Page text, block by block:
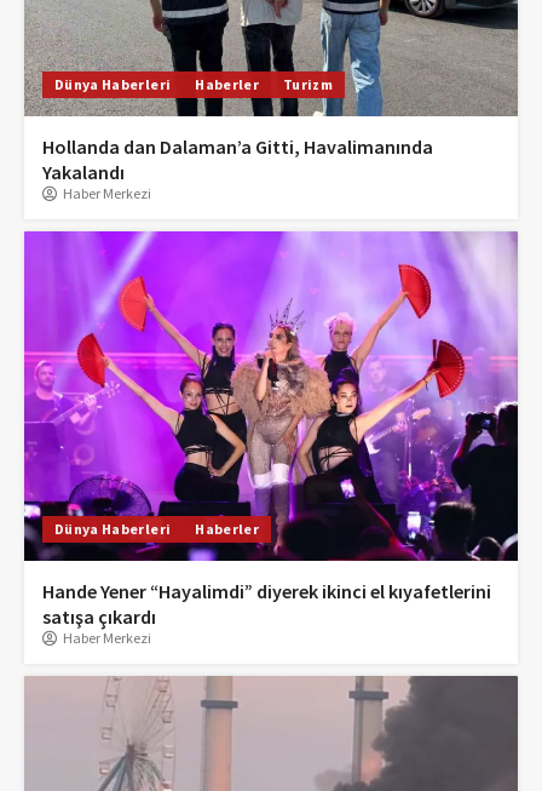
Dünya Haberleri Haberler Turizm
Hollanda dan Dalaman’a Gitti, Havalimanında
Yakalandı
Haber Merkezi
Dünya Haberleri Haberler
Hande Yener “Hayalimdi” diyerek ikinci el kıyafetlerini
satışa çıkardı
Haber Merkezi